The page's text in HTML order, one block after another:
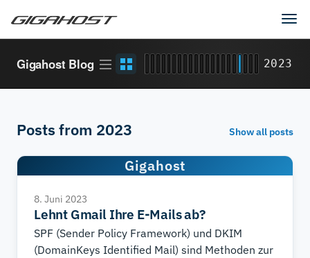
Gigahost Blog Article
stream
Grid
view
2023
Posts from 2023 Show all posts
Gigahost
8. Juni 2023
Lehnt Gmail Ihre E-Mails ab?
SPF (Sender Policy Framework) und DKIM
(DomainKeys Identified Mail) sind Methoden zur